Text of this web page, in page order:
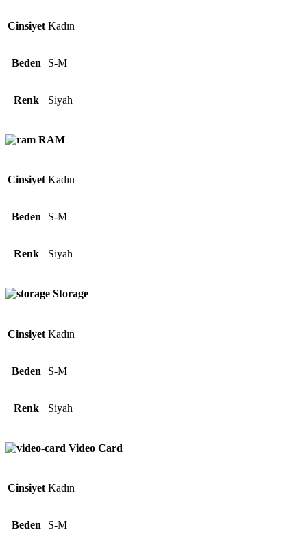
Cinsiyet Kadın
Beden S-M
Renk Siyah
RAM
Cinsiyet Kadın
Beden S-M
Renk Siyah
Storage
Cinsiyet Kadın
Beden S-M
Renk Siyah
Video Card
Cinsiyet Kadın
Beden S-M